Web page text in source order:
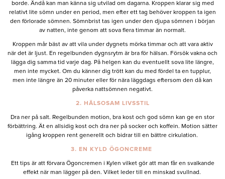
borde. Ändå kan man känna sig utvilad om dagarna. Kroppen klarar sig med
relativt lite sömn under en period, men efter ett tag behöver kroppen ta igen
den förlorade sömnen. Sömnbrist tas igen under den djupa sömnen i början
av natten, inte genom att sova flera timmar än normalt.
Kroppen mår bäst av att vila under dygnets mörka timmar och att vara aktiv
när det är ljust. En regelbunden dygnsrytm är bra för hälsan. Försök vakna och
lägga dig samma tid varje dag. På helgen kan du eventuellt sova lite längre,
men inte mycket. Om du känner dig trött kan du med fördel ta en tupplur,
men inte längre än 20 minuter eller för nära läggdags eftersom den då kan
påverka nattsömnen negativt.
2. HÄLSOSAM LIVSSTIL
Dra ner på salt. Regelbunden motion, bra kost och god sömn kan ge en stor
förbättring. Ät en allsidig kost och dra ner på socker och koffein. Motion sätter
igång kroppen rent generellt och bidrar till en bättre cirkulation.
3. EN KYLD ÖGONCREME
Ett tips är att förvara Ögoncremen i Kylen vilket gör att man får en svalkande
effekt när man lägger på den. Vilket leder till en minskad svullnad.